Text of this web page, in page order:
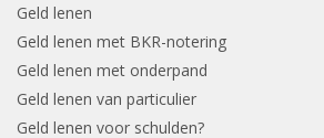
Geld lenen
Geld lenen met BKR-notering
Geld lenen met onderpand
Geld lenen van particulier
Geld lenen voor schulden?